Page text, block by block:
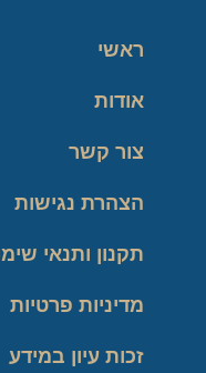
ראשי
אודות
צור קשר
הצהרת נגישות
תקנון ותנאי שימוש
מדיניות פרטיות
זכות עיון במידע